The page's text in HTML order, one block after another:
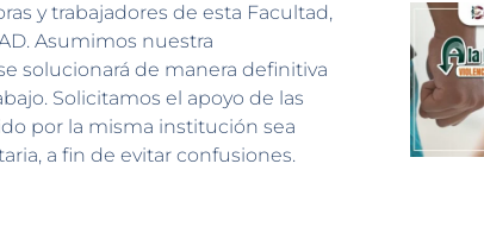
y trabajadores de esta Facultad,
Asumimos nuestra
solucionará de manera definitiva
Solicitamos el apoyo de las
por la misma institución sea
a fin de evitar confusiones.